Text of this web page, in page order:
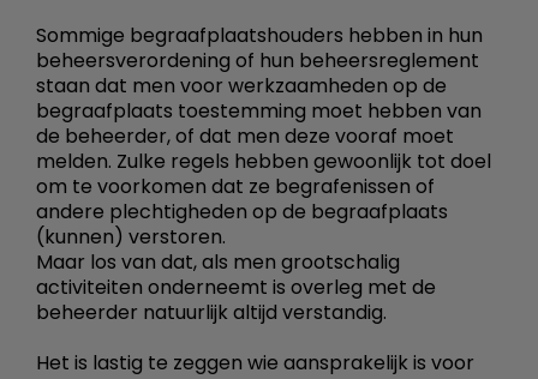
Sommige begraafplaatshouders hebben in hun
beheersverordening of hun beheersreglement
staan dat men voor werkzaamheden op de
begraafplaats toestemming moet hebben van
de beheerder, of dat men deze vooraf moet
melden. Zulke regels hebben gewoonlijk tot doel
om te voorkomen dat ze begrafenissen of
andere plechtigheden op de begraafplaats
(kunnen) verstoren.
Maar los van dat, als men grootschalig
activiteiten onderneemt is overleg met de
beheerder natuurlijk altijd verstandig.
Het is lastig te zeggen wie aansprakelijk is voor